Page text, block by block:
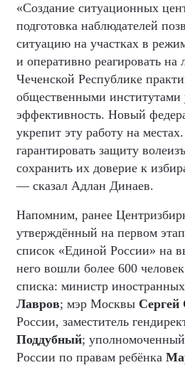
«Создание ситуационных
подготовка наблюдателей
ситуацию на участках в
и оперативно реагировать
Чеченской Республике
общественными институтами
эффективность. Новый
укрепит эту работу на
гарантировать защиту
сохранить их доверие к
— сказал Адлан Динаев.
Напомним, ранее
утверждённый на первом
список «Единой России» на
него вошли более 600
списка: министр
Лавров; мэр Москвы Сергей
России, заместитель
Поддубный;
России по правам ребёнка